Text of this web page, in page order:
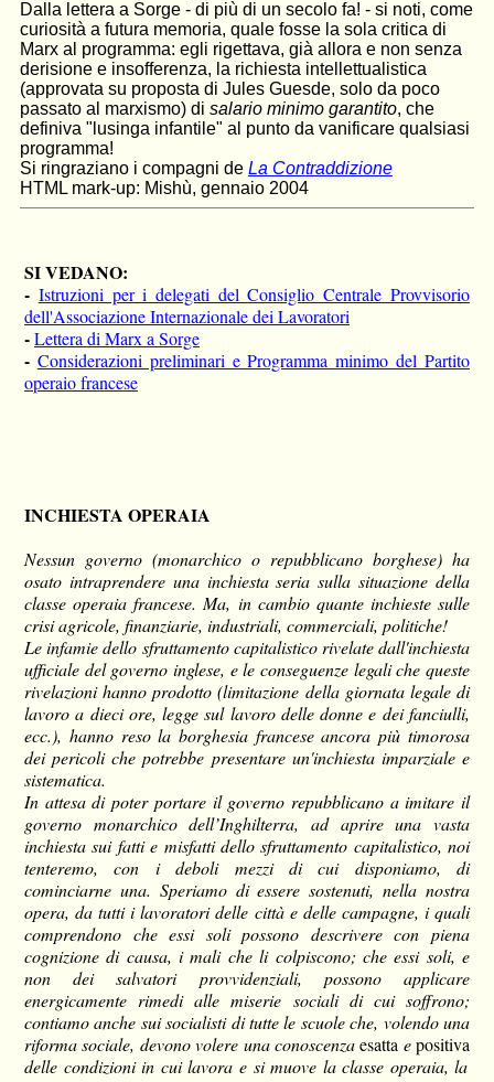
Dalla lettera a Sorge - di più di un secolo fa! - si noti, come
curiosità a futura memoria, quale fosse la sola critica di
Marx al programma: egli rigettava, già allora e non senza
derisione e insofferenza, la richiesta intellettualistica
(approvata su proposta di Jules Guesde, solo da poco
passato al marxismo) di salario minimo garantito, che
definiva "lusinga infantile" al punto da vanificare qualsiasi
programma!
Si ringraziano i compagni de La Contraddizione
HTML mark-up: Mishù, gennaio 2004
SI VEDANO:
- Istruzioni per i delegati del Consiglio Centrale Provvisorio
dell'Associazione Internazionale dei Lavoratori
-Lettera di Marx a Sorge
- Considerazioni preliminari e Programma minimo del Partito
operaio francese
INCHIESTA OPERAIA
Nessun governo (monarchico o repubblicano borghese) ha
osato intraprendere una inchiesta seria sulla situazione della
classe operaia francese. Ma, in cambio quante inchieste sulle
crisi agricole, finanziarie, industriali, commerciali, politiche!
Le infamie dello sfruttamento capitalistico rivelate dall'inchiesta
ufficiale del governo inglese, e le conseguenze legali che queste
rivelazioni hanno prodotto (limitazione della giornata legale di
lavoro a dieci ore, legge sul lavoro delle donne e dei fanciulli,
ecc.), hanno reso la borghesia francese ancora più timorosa
dei pericoli che potrebbe presentare un'inchiesta imparziale e
sistematica.
In attesa di poter portare il governo repubblicano a imitare il
governo monarchico dell’Inghilterra, ad aprire una vasta
inchiesta sui fatti e misfatti dello sfruttamento capitalistico, noi
tenteremo, con i deboli mezzi di cui disponiamo, di
cominciarne una. Speriamo di essere sostenuti, nella nostra
opera, da tutti i lavoratori delle città e delle campagne, i quali
comprendono che essi soli possono descrivere con piena
cognizione di causa, i mali che li colpiscono; che essi soli, e
non dei salvatori provvidenziali, possono applicare
energicamente rimedi alle miserie sociali di cui soffrono;
contiamo anche sui socialisti di tutte le scuole che, volendo una
riforma sociale, devono volere una conoscenzaesatta epositiva
delle condizioni in cui lavora e si muove la classe operaia, la